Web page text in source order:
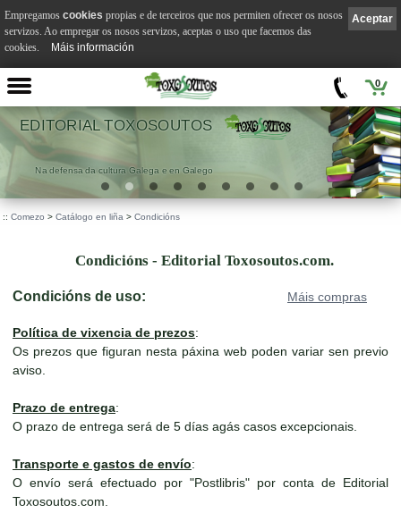
0
Galega e en Galego
:: Comezo > Catálogo en liña > Condicións
Condicións - Editorial Toxosoutos.com.
Máis compras
Condicións de uso:
Política de vixencia de prezos:
Os prezos que figuran nesta páxina web poden variar sen previo
aviso.
Prazo de entrega:
O prazo de entrega será de 5 días agás casos excepcionais.
Transporte e gastos de envío:
O envío será efectuado por "Postlibris" por conta de Editorial
Toxosoutos.com.
Aceptar
Empregamos cookies propias e de terceiros que nos permiten ofrecer os nosos
servizos. Ao empregar os nosos servizos, aceptas o uso que facemos das
cookies.
Máis información